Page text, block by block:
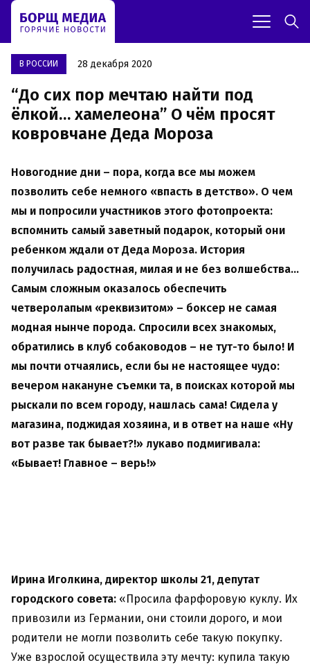
В РОССИИ 28 декабря 2020
“До сих пор мечтаю найти под
ёлкой… хамелеона” О чём просят
ковровчане Деда Мороза
Новогодние дни – пора, когда все мы можем
позволить себе немного «впасть в детство». О чем
мы и попросили участников этого фотопроекта:
вспомнить самый заветный подарок, который они
ребенком ждали от Деда Мороза. История
получилась радостная, милая и не без волшебства…
Самым сложным оказалось обеспечить
четверолапым «реквизитом» – боксер не самая
модная нынче порода. Спросили всех знакомых,
обратились в клуб собаководов – не тут-то было! И
мы почти отчаялись, если бы не настоящее чудо:
вечером накануне съемки та, в поисках которой мы
рыскали по всем городу, нашлась сама! Сидела у
магазина, поджидая хозяина, и в ответ на наше «Ну
вот разве так бывает?!» лукаво подмигивала:
«Бывает! Главное – верь!»
Ирина Иголкина, директор школы 21, депутат
городского совета: «Просила фарфоровую куклу. Их
привозили из Германии, они стоили дорого, и мои
родители не могли позволить себе такую покупку.
Уже взрослой осуществила эту мечту: купила такую